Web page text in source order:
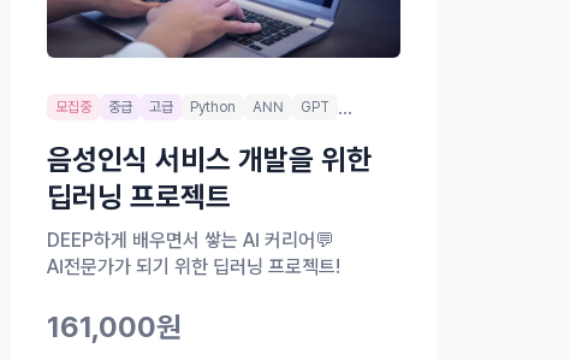
모집중 중급 고급 Python ANN GPT ...
음성인식 서비스 개발을 위한
딥러닝 프로젝트
DEEP하게 배우면서 쌓는 AI 커리어💬
AI전문가가 되기 위한 딥러닝 프로젝트!
161,000원